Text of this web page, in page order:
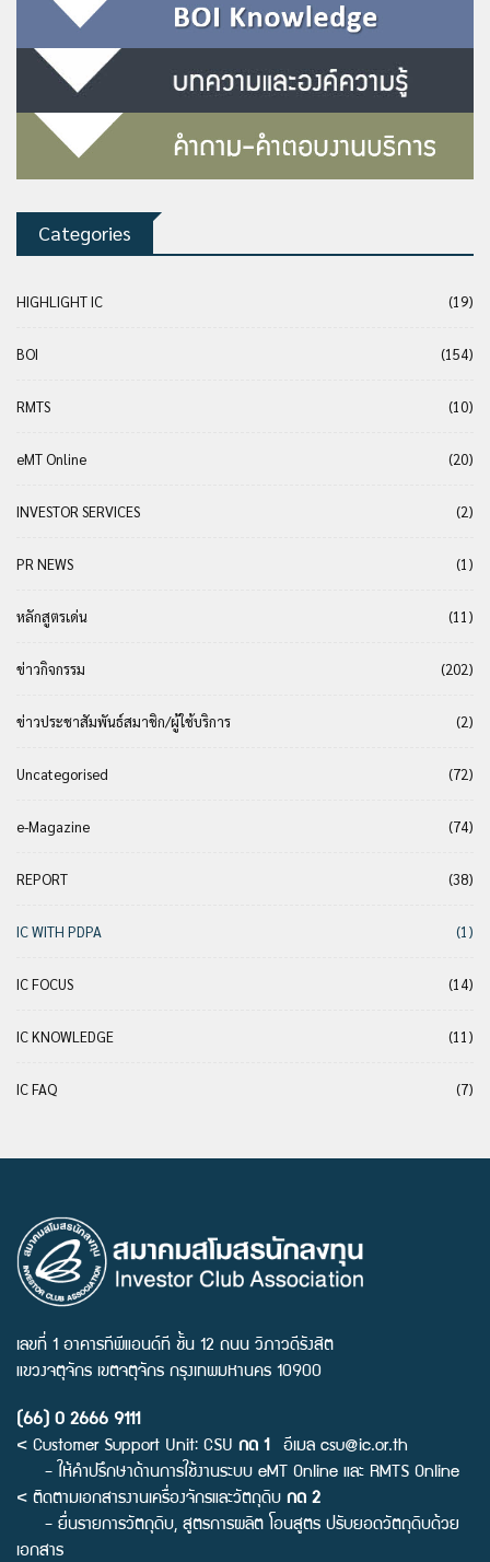
Categories
HIGHLIGHT IC (19)
BOI (154)
RMTS (10)
eMT Online (20)
INVESTOR SERVICES (2)
PR NEWS (1)
หลักสูตรเด่น (11)
ข่าวกิจกรรม (202)
ข่าวประชาสัมพันธ์สมาชิก/ผู้ใช้บริการ (2)
Uncategorised (72)
e-Magazine (74)
REPORT (38)
IC WITH PDPA (1)
IC FOCUS (14)
IC KNOWLEDGE (11)
IC FAQ (7)
เลขที่ 1 อาคารทีพีแอนด์ที ชั้น 12 ถนน วิภาวดีรังสิต
แขวงจตุจักร เขตจตุจักร กรุงเทพมหานคร 10900
(66) 0 2666 9111
< Customer Support Unit: CSU กด 1อีเมล csu@ic.or.th
- ให้คำปรึกษาด้านการใช้งานระบบ eMT Online และ RMTS Online
< ติดตามเอกสารงานเครื่องจักรและวัตถุดิบ กด 2
- ยื่นรายการวัตถุดิบ, สูตรการผลิต โอนสูตร ปรับยอดวัตถุดิบด้วย
เอกสาร